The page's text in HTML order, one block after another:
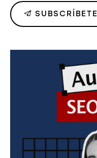
SUBSCRÍBETE